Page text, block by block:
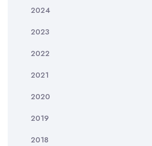
2024
2023
2022
2021
2020
2019
2018